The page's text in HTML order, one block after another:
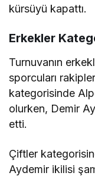
kürsüyü kapattı.
Erkekler
Turnuvanın
sporcuları
kategorisinde
olurken, Demir
etti.
Çiftler
Aydemir ikilisi